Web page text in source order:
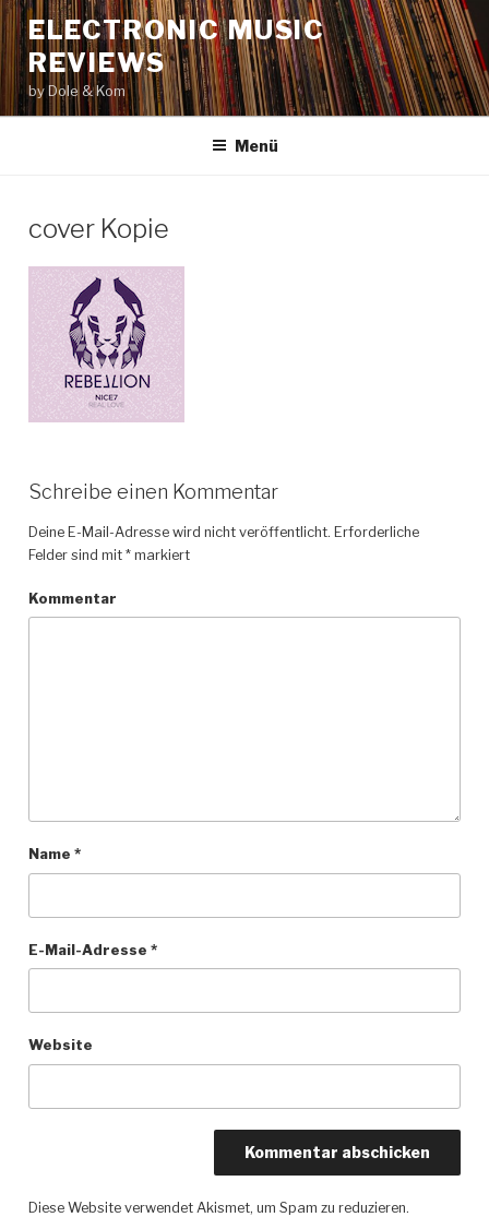
Zum
Inhalt
springen
ELECTRONIC MUSIC
REVIEWS
by Dole & Kom
Menü
cover Kopie
Schreibe einen Kommentar
Deine E-Mail-Adresse wird nicht veröffentlicht. Erforderliche
Felder sind mit *markiert
Kommentar
Name *
E-Mail-Adresse *
Website
Diese Website verwendet Akismet, um Spam zu reduzieren.